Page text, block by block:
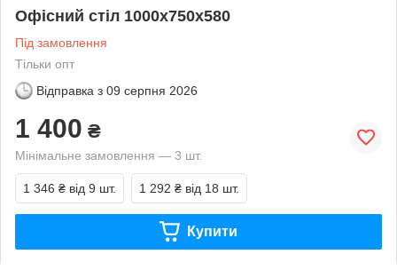
Офісний стіл 1000х750х580
Під замовлення
Тільки опт
Відправка з 09 серпня 2026
1 400 ₴
Мінімальне замовлення — 3 шт.
1 346 ₴ від 9 шт. 1 292 ₴ від 18 шт.
Купити